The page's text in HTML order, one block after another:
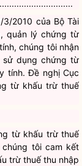
3/2010 của Bộ Tài
quản lý chứng từ
chúng tôi nhận
dụng chứng từ
tính. Đề nghị Cục
từ khấu trừ thuế
từ khấu trừ thuế
tôi cam kết
trừ thuế thu nhập